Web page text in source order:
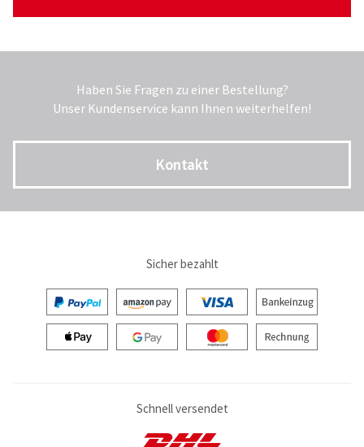
Haben Sie Fragen zu einer Bestellung?
Unser Kundenservice kann Ihnen weiterhelfen!
Kontakt
Sicher bezahlt
Schnell versendet